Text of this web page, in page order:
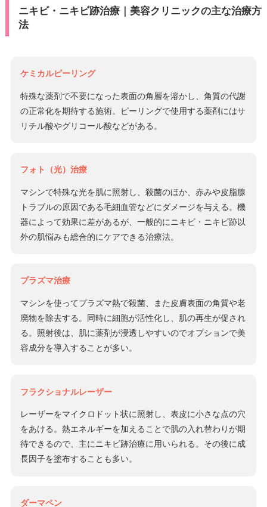
ニキビ・ニキビ跡治療｜美容クリニックの主な治療方
法
ケミカルピーリング
特殊な薬剤で不要になった表面の角層を溶かし、角質の代謝
の正常化を期待する施術。ピーリングで使用する薬剤にはサ
リチル酸やグリコール酸などがある。
フォト（光）治療
マシンで特殊な光を肌に照射し、殺菌のほか、赤みや皮脂腺
トラブルの原因である毛細血管などにダメージを与える。機
器によって効果に差があるが、一般的にニキビ・ニキビ跡以
外の肌悩みも総合的にケアできる治療法。
プラズマ治療
マシンを使ってプラズマ熱で殺菌、また皮膚表面の角質や老
廃物を除去する。同時に細胞が活性化し、肌の再生が促され
る。照射後は、肌に薬剤が浸透しやすいのでオプションで美
容成分を導入することが多い。
フラクショナルレーザー
レーザーをマイクロドット状に照射し、表皮に小さな点の穴
をあける。熱エネルギーを加えることで肌の入れ替わりが期
待できるので、主にニキビ跡治療に用いられる。その後に成
長因子を塗布することも多い。
ダーマペン